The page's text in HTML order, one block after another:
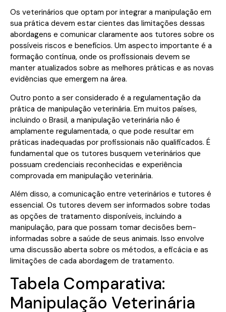
Os veterinários que optam por integrar a manipulação em
sua prática devem estar cientes das limitações dessas
abordagens e comunicar claramente aos tutores sobre os
possíveis riscos e benefícios. Um aspecto importante é a
formação contínua, onde os profissionais devem se
manter atualizados sobre as melhores práticas e as novas
evidências que emergem na área.
Outro ponto a ser considerado é a regulamentação da
prática de manipulação veterinária. Em muitos países,
incluindo o Brasil, a manipulação veterinária não é
amplamente regulamentada, o que pode resultar em
práticas inadequadas por profissionais não qualificados. É
fundamental que os tutores busquem veterinários que
possuam credenciais reconhecidas e experiência
comprovada em manipulação veterinária.
Além disso, a comunicação entre veterinários e tutores é
essencial. Os tutores devem ser informados sobre todas
as opções de tratamento disponíveis, incluindo a
manipulação, para que possam tomar decisões bem-
informadas sobre a saúde de seus animais. Isso envolve
uma discussão aberta sobre os métodos, a eficácia e as
limitações de cada abordagem de tratamento.
Tabela Comparativa:
Manipulação Veterinária